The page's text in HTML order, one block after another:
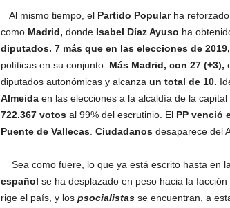
Al mismo tiempo, el Partido Popularha reforzado
comoMadrid, donde Isabel Díaz Ayuso ha
diputados. 7 más que en las elecciones de 2019,
políticas en su conjunto. Más Madrid, con 27 (+3),
diputados autonómicas y alcanza un total de 10.
Almeida en las elecciones a la alcaldía de la capital
722.367 votos al 99% del escrutinio. El PP venció
Puente de Vallecas. Ciudadanos desaparece del
Sea como fuere, lo que ya está escrito hasta en
español se ha desplazado en peso hacia la
rige el país, y los psocialistasse encuentran, a